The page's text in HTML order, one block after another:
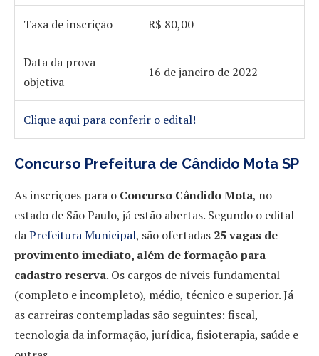
Taxa de inscrição R$ 80,00
Data da prova
objetiva
16 de janeiro de 2022
Clique aqui para conferir o edital!
Concurso Prefeitura de Cândido Mota SP
As inscrições para o Concurso Cândido Mota, no
estado de São Paulo, já estão abertas. Segundo o edital
daPrefeitura Municipal, são ofertadas 25 vagas de
provimento imediato, além de formação para
cadastro reserva. Os cargos de níveis fundamental
(completo e incompleto), médio, técnico e superior. Já
as carreiras contempladas são seguintes: fiscal,
tecnologia da informação, jurídica, fisioterapia, saúde e